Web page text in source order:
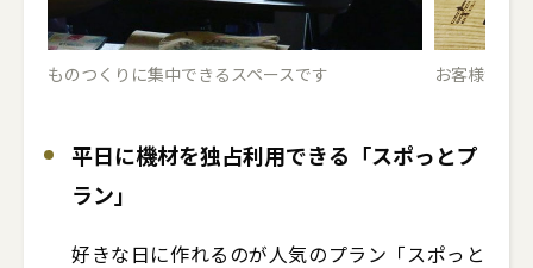
ものつくりに集中できるスペースです お客様が製
平日に機材を独占利用できる「スポっとプ
ラン」
好きな日に作れるのが人気のプラン「スポっと